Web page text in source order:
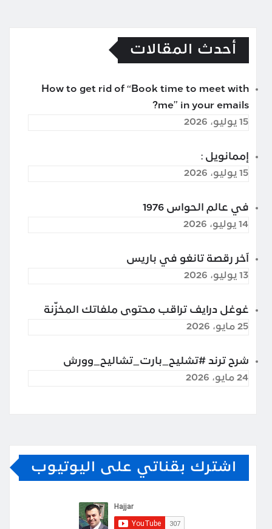
أحدث المقالات
How to get rid of “Book time to meet with
me” in your emails?
15 يوليو، 2026
إممانويل :
15 يوليو، 2026
في عالم الحواس 1976
14 يوليو، 2026
آخر رقصة تانغو في باريس
13 يوليو، 2026
غوغل درايف تراقب محتوى ملفاتك المخزّنة
25 مايو، 2026
شرح ترند #تشليح_بارت_تشاليح_وورش
24 مايو، 2026
اشترك بقناتي على اليوتيوب